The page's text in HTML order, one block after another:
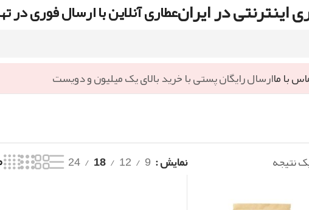
اینترنتی در ایرانعطاری آنلاین با ارسال فوری در
با ماارسال رایگان پستی با خرید بالای یک میلیون و دویست
نتیجه نمایش 9
12
18
24